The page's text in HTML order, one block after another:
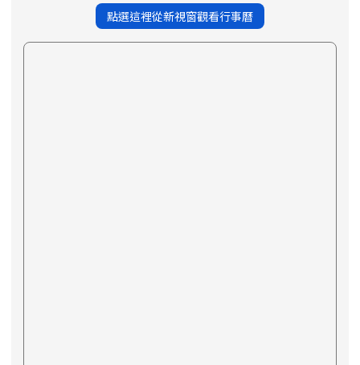
點選這裡從新視窗觀看行事曆